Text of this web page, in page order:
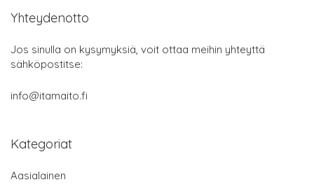
Yhteydenotto
Jos sinulla on kysymyksiä, voit ottaa meihin yhteyttä
sähköpostitse:
info@itamaito.fi
Kategoriat
Aasialainen